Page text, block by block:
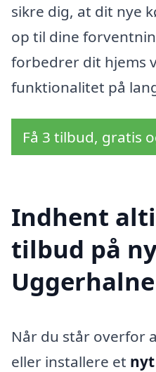
sikre dig, at dit nye
op til dine
forbedrer dit hjems
funktionalitet på
Få 3 tilbud, gratis
Indhent
tilbud på
Uggerhalne
Når du står overfor
eller installere et